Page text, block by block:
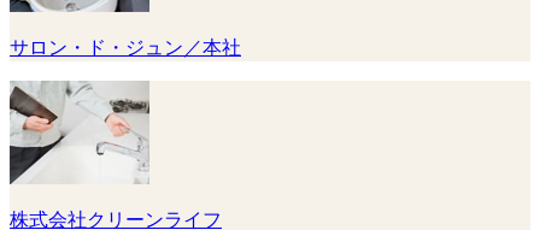
サロン・ド・ジュン／本社
株式会社クリーンライフ